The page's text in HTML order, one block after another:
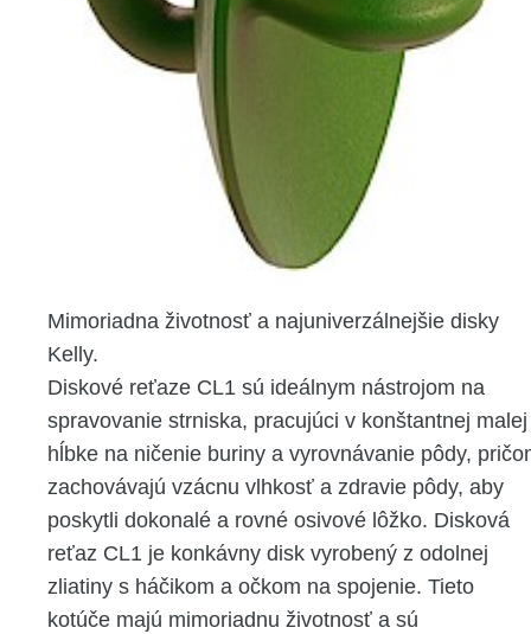
Mimoriadna životnosť a najuniverzálnejšie disky
Kelly.
Diskové reťaze CL1 sú ideálnym nástrojom na
spravovanie strniska, pracujúci v konštantnej malej
hĺbke na ničenie buriny a vyrovnávanie pôdy,
zachovávajú vzácnu vlhkosť a zdravie pôdy, aby
poskytli dokonalé a rovné osivové lôžko. Disková
reťaz CL1 je konkávny disk vyrobený z odolnej
zliatiny s háčikom a očkom na spojenie. Tieto
kotúče majú mimoriadnu životnosť a sú